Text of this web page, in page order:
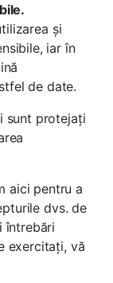
și
iar în
de date.
sunt protejați
aici pentru a
dvs. de
întrebări
exercitați, vă